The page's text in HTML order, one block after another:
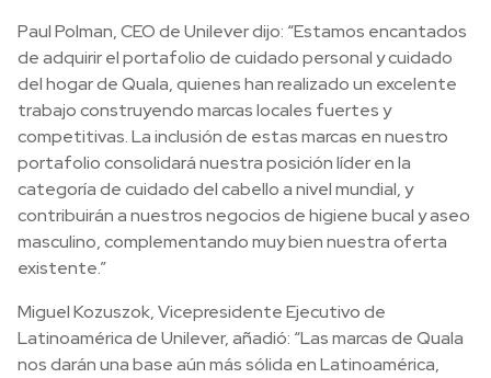
Paul Polman, CEO de Unilever dijo: “Estamos encantados
de adquirir el portafolio de cuidado personal y cuidado
del hogar de Quala, quienes han realizado un excelente
trabajo construyendo marcas locales fuertes y
competitivas. La inclusión de estas marcas en nuestro
portafolio consolidará nuestra posición líder en la
categoría de cuidado del cabello a nivel mundial, y
contribuirán a nuestros negocios de higiene bucal y aseo
masculino, complementando muy bien nuestra oferta
existente.”
Miguel Kozuszok, Vicepresidente Ejecutivo de
Latinoamérica de Unilever, añadió: “Las marcas de Quala
nos darán una base aún más sólida en Latinoamérica,